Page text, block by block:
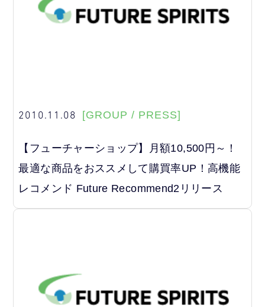
2010.11.08 [GROUP / PRESS]
【フューチャーショップ】月額10,500円～！
最適な商品をおススメして購買率UP！高機能
レコメンド Future Recommend2リリース